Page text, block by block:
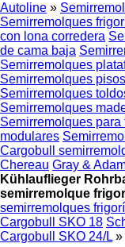
Autoline »
Semirremolques
con lona corredera
de cama baja
Semirremolques
Semirremolques
Semirremolques
Semirremolques
Semirremolques
modulares
Cargobull
Chereau Gray &
Kühlauflieger
semirremolque
semirremolques
Cargobull SKO 18
Cargobull SKO 24/L »